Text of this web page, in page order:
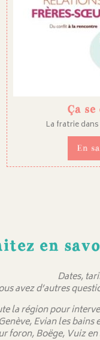
Ça
La fratrie
En
en
Dates,
avez d’autres
la région pour
Evian les
foron, Boëge, Vuiz